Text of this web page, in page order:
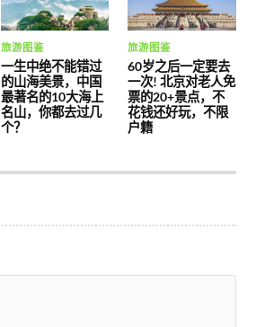
旅游图鉴
一生中绝不能错过
的山海美景，中国
最著名的10大海上
名山，你都去过几
个？
旅游图鉴
60岁之后一定要去
一次! 北京对老人免
票的20+景点，不
花钱还好玩，不限
户籍